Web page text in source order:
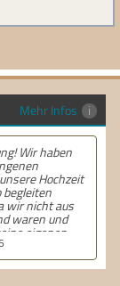
Mehr Infos
Super